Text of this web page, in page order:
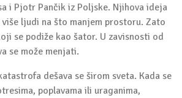
i Pjotr Pančik iz Poljske. Njihova ideja
ljudi na što manjem prostoru. Zato
se podiže kao šator. U zavisnosti od
se može menjati.
dešava se širom sveta. Kada se
poplavama ili uraganima,